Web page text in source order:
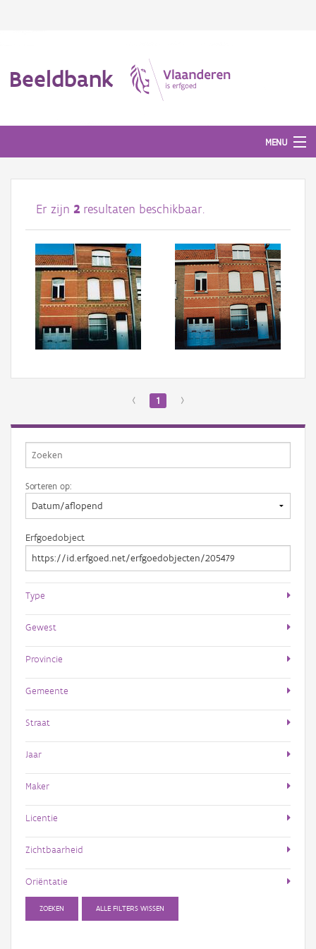
Beeldbank
MENU
Afbeeldingen
#BeeldIndeKijker
Hergebruik
Over ons
Aanmelden
Er zijn 2 resultaten beschikbaar.
‹ 1 ›
Sorteren op:
Erfgoedobject
Type
Gewest
Provincie
Gemeente
Straat
Jaar
Maker
Licentie
Zichtbaarheid
Oriëntatie
ZOEKEN ALLE FILTERS WISSEN